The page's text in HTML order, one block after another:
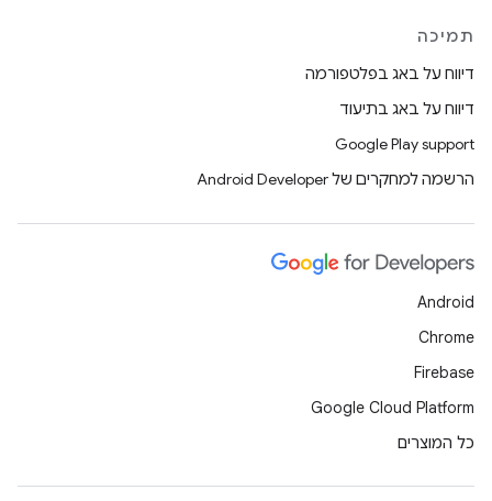
תמיכה
דיווח על באג בפלטפורמה
דיווח על באג בתיעוד
Google Play support
הרשמה למחקרים של Android Developer
Android
Chrome
Firebase
Google Cloud Platform
כל המוצרים